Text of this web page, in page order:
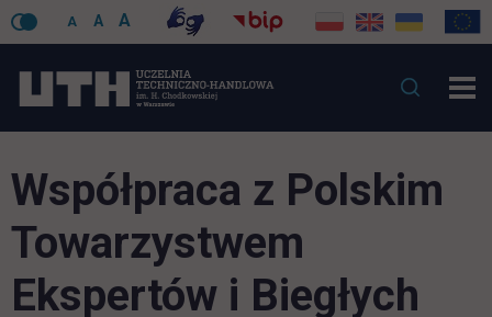
A A A
Współpraca z Polskim
Towarzystwem
Ekspertów i Biegłych